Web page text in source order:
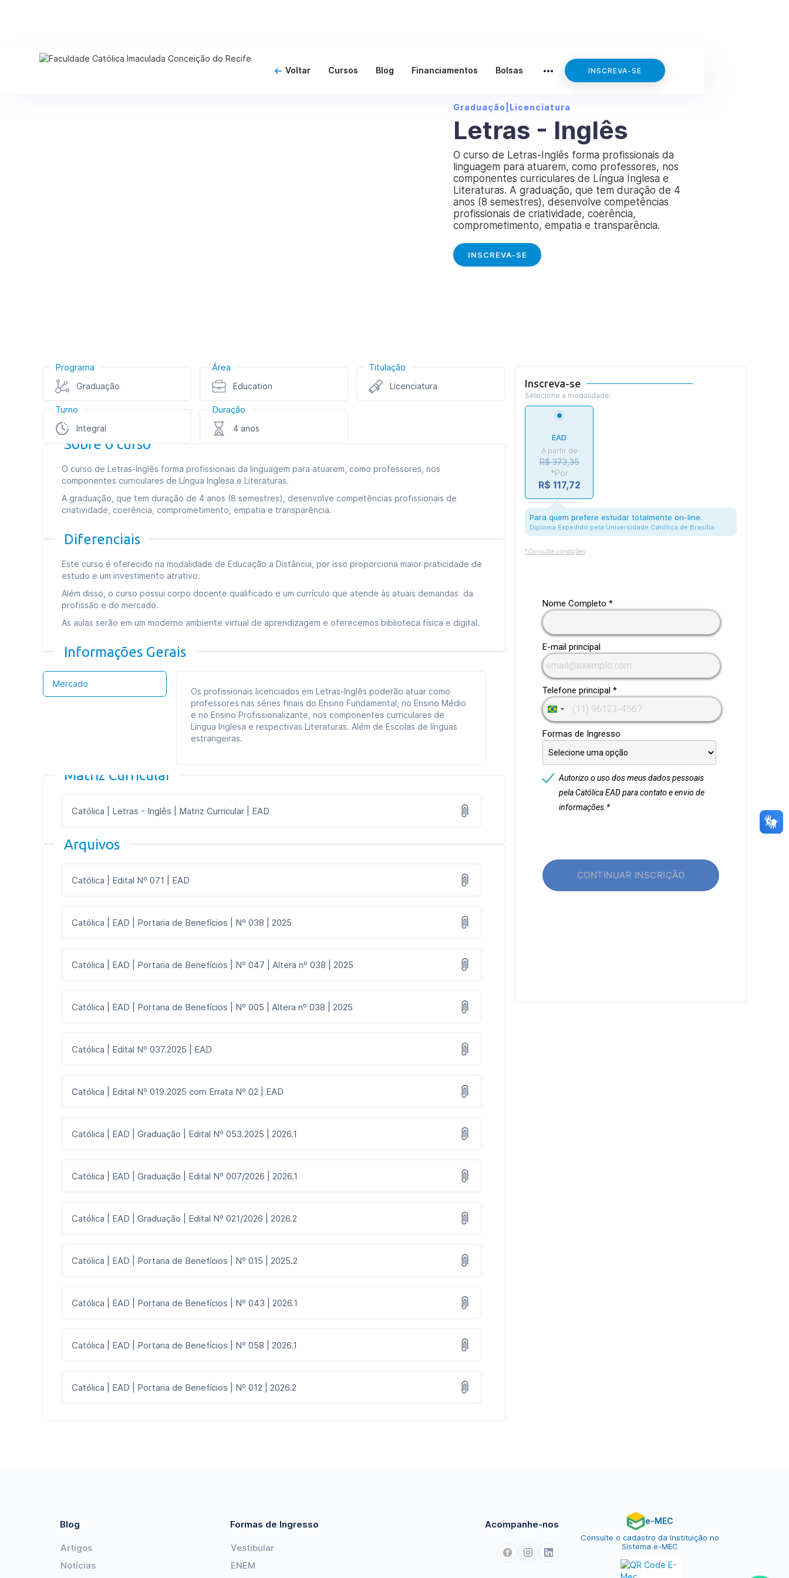
Voltar Cursos Blog Financiamentos Bolsas INSCREVA-SE
Graduação Licenciatura
Letras - Inglês
O curso de Letras-Inglês forma profissionais da
linguagem para atuarem, como professores, nos
componentes curriculares de Língua Inglesa e
Literaturas. A graduação, que tem duração de 4
anos (8 semestres), desenvolve competências
profissionais de criatividade, coerência,
comprometimento, empatia e transparência.
INSCREVA-SE
Programa
Graduação
Área
Education
Titulação
Licenciatura
Turno
Integral
Duração
4 anos
Sobre o curso
O curso de Letras-Inglês forma profissionais da linguagem para atuarem, como professores, nos
componentes curriculares de Língua Inglesa e Literaturas.
A graduação, que tem duração de 4 anos (8 semestres), desenvolve competências profissionais de
criatividade, coerência, comprometimento, empatia e transparência.
Diferenciais
Este curso é oferecido na modalidade de Educação a Distância, por isso proporciona maior praticidade de
estudo e um investimento atrativo.
Além disso, o curso possui corpo docente qualificado e um currículo que atende às atuais demandas da
profissão e do mercado.
As aulas serão em um moderno ambiente virtual de aprendizagem e oferecemos biblioteca física e digital.
Informações Gerais
Mercado
Os profissionais licenciados em Letras-Inglês poderão atuar como
professores nas séries finais do Ensino Fundamental, no Ensino Médio
e no Ensino Profissionalizante, nos componentes curriculares de
Língua Inglesa e respectivas Literaturas. Além de Escolas de línguas
estrangeiras.
Matriz Curricular
Católica | Letras - Inglês | Matriz Curricular | EAD
Arquivos
Católica | Edital Nº 071 | EAD
Católica | EAD | Portaria de Benefícios | Nº 038 | 2025
Católica | EAD | Portaria de Benefícios | Nº 047 | Altera nº 038 | 2025
Católica | EAD | Portaria de Benefícios | Nº 005 | Altera nº 038 | 2025
Católica | Edital Nº 037.2025 | EAD
Católica | Edital Nº 019.2025 com Errata Nº 02 | EAD
Católica | EAD | Graduação | Edital Nº 053.2025 | 2026.1
Católica | EAD | Graduação | Edital Nº 007/2026 | 2026.1
Católica | EAD | Graduação | Edital Nº 021/2026 | 2026.2
Católica | EAD | Portaria de Benefícios | Nº 015 | 2025.2
Católica | EAD | Portaria de Benefícios | Nº 043 | 2026.1
Católica | EAD | Portaria de Benefícios | Nº 058 | 2026.1
Católica | EAD | Portaria de Benefícios | Nº 012 | 2026.2
Inscreva-se
Selecione a modalidade:
EAD
A partir de
R$ 373,35
*Por
R$ 117,72
Para quem prefere estudar totalmente on-line.
Diploma Expedido pela Universidade Católica de Brasília
*Consulte condições
Blog
Artigos
Notícias
Formas de Ingresso
Vestibular
ENEM
Acompanhe-nos e-MEC
Consulte o cadastro da Instituição no
Sistema e-MEC